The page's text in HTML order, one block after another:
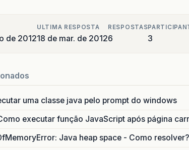
de 2012
ULTIMA RESPOSTA
18 de mar. de 2012
RESPOSTAS
6 3
uma classe java pelo prompt do windows
executar função JavaScript após página
Java heap space - Como resolver?